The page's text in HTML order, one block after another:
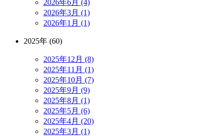
2026年6月 (4)
2026年3月 (1)
2026年1月 (1)
2025年 (60)
2025年12月 (8)
2025年11月 (1)
2025年10月 (7)
2025年9月 (9)
2025年8月 (1)
2025年5月 (6)
2025年4月 (20)
2025年3月 (1)